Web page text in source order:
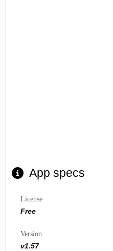
App specs
License
Free
Version
v1.57